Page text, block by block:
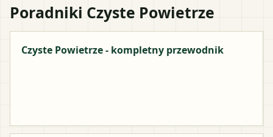
Poradniki Czyste Powietrze
Czyste Powietrze - kompletny przewodnik